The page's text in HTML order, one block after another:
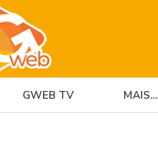
GWEB TV MAIS…